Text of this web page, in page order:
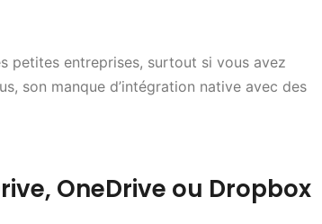
petites entreprises, surtout si vous avez
son manque d’intégration native avec des
OneDrive ou Dropbox